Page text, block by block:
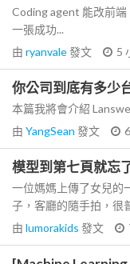
Coding agent 能改前
一張成功...
由 ryanvale發文 5
你公司到底有多少
本篇我將會介紹
由 YangSean 發文
模型到第七頁就忘
一位媽媽上傳了女兒的
子，客廳的隨手拍，很
由 lumorakids 發文